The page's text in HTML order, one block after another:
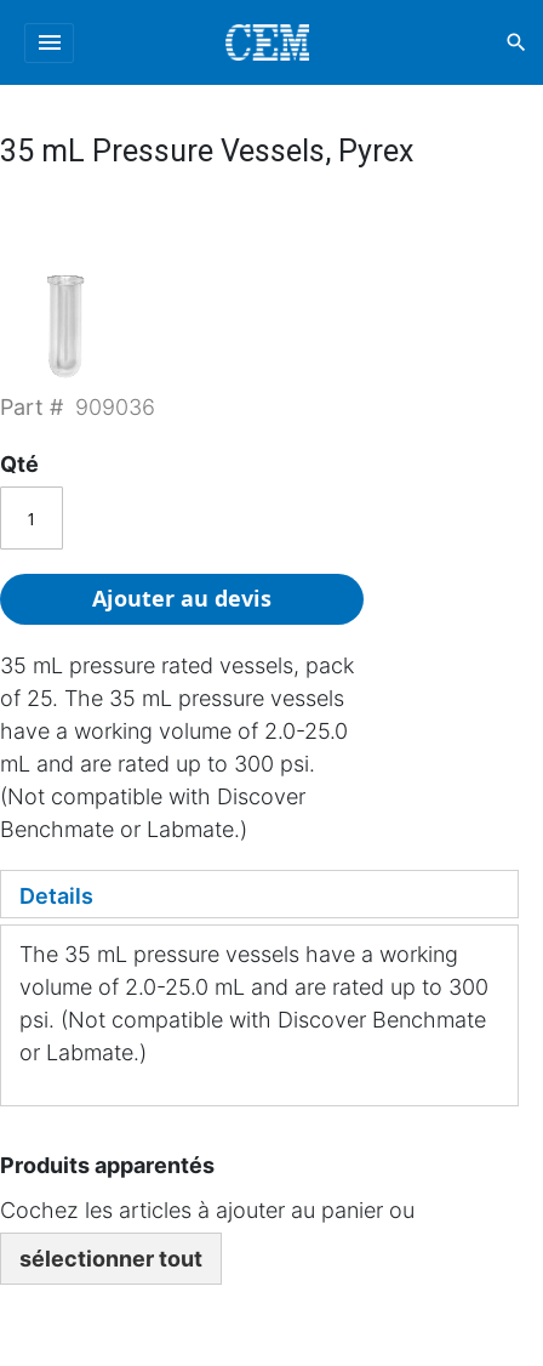
menu search
35 mL Pressure Vessels, Pyrex
Part # 909036
Qté
Ajouter au devis
35 mL pressure rated vessels, pack
of 25. The 35 mL pressure vessels
have a working volume of 2.0-25.0
mL and are rated up to 300 psi.
(Not compatible with Discover
Benchmate or Labmate.)
Details
The 35 mL pressure vessels have a working
volume of 2.0-25.0 mL and are rated up to 300
psi. (Not compatible with Discover Benchmate
or Labmate.)
Produits apparentés
Cochez les articles à ajouter au panier ou
sélectionner tout